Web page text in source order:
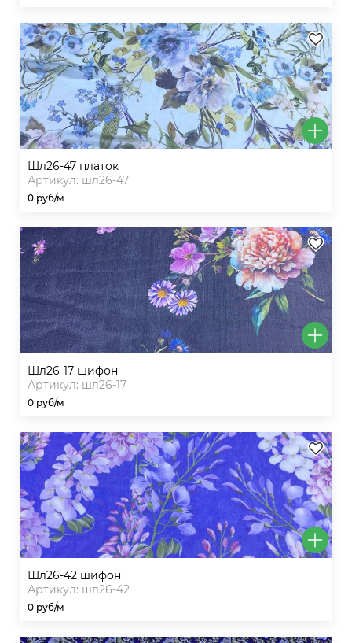
шл26-47 платок
Артикул: шл26-47
0 руб/м
шл26-17 шифон
Артикул: шл26-17
0 руб/м
шл26-42 шифон
Артикул: шл26-42
0 руб/м